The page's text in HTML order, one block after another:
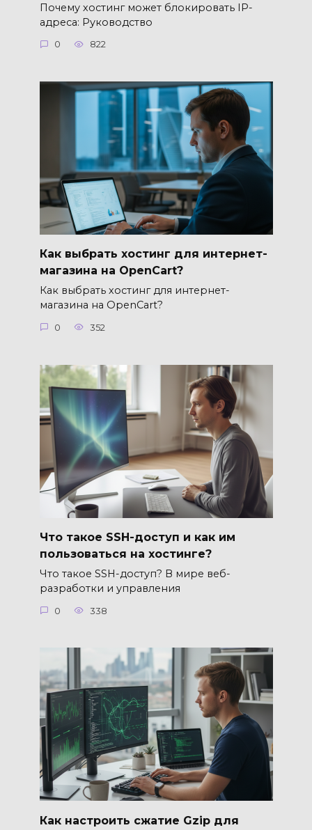
Почему хостинг может блокировать IP-
адреса: Руководство
0 822
Как выбрать хостинг для интернет-
магазина на OpenCart?
Как выбрать хостинг для интернет-
магазина на OpenCart?
0 352
Что такое SSH-доступ и как им
пользоваться на хостинге?
Что такое SSH-доступ? В мире веб-
разработки и управления
0 338
Как настроить сжатие Gzip для